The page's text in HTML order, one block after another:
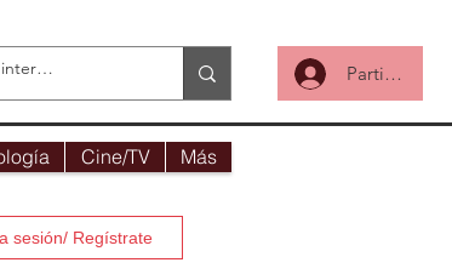
Participa
Cine/TV Más
sesión/ Regístrate